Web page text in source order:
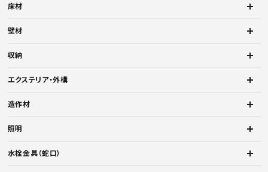
床材
壁材
収納
エクステリア・外構
造作材
照明
水栓金具（蛇口）